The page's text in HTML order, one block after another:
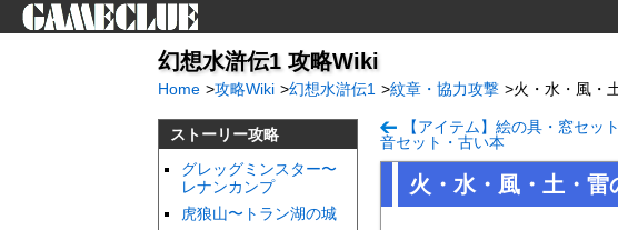
幻想水滸伝1 攻略Wiki
Home >攻略Wiki >幻想水滸伝1 >紋章・協力攻撃 >火・水・風・
ストーリー攻略
グレッグミンスター〜
レナンカンプ
虎狼山〜トラン湖の城
【アイテム】絵の具・窓セッ
音セット・古い本
火・水・風・土・雷